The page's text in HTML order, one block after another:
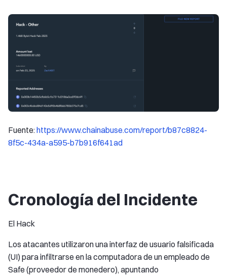
Fuente:https://www.chainabuse.com/report/b87c8824-
8f5c-434a-a595-b7b916f641ad
Cronología del Incidente
El Hack
Los atacantes utilizaron una interfaz de usuario falsificada
(UI) para infiltrarse en la computadora de un empleado de
Safe (proveedor de monedero), apuntando